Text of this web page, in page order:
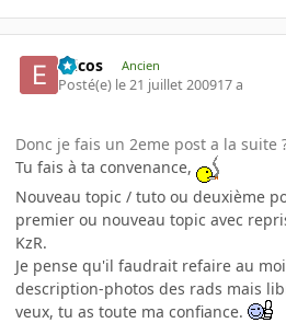
Ericos Ancien
Posté(e) le 21 juillet 200917 a
Donc je fais un 2eme post a la suite
Tu fais à ta convenance,
Nouveau topic / tuto ou deuxième
premier ou nouveau topic avec
KzR.
Je pense qu'il faudrait refaire au
description-photos des rads mais
veux, tu as toute ma confiance.